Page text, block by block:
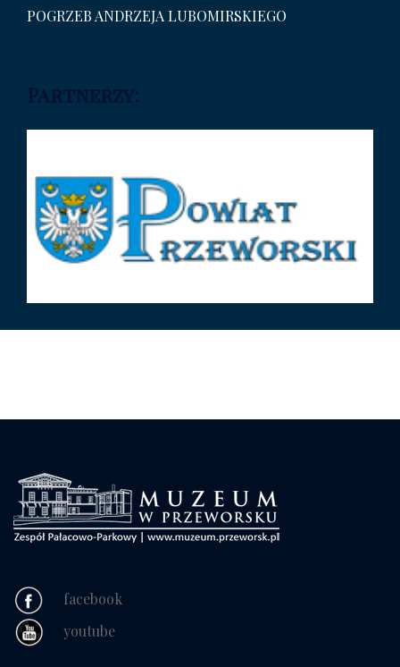
POGRZEB ANDRZEJA LUBOMIRSKIEGO
Partnerzy:
facebook
youtube